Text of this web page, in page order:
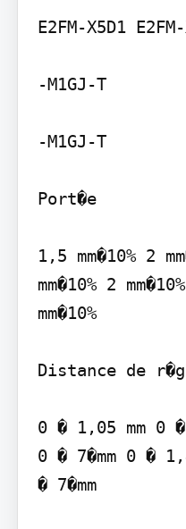
E2FM-X5D1
-M1GJ-T
-M1GJ-T
Port�e
1,5 mm�10% 2
mm�10% 2
mm�10%
Distance de
0 � 1,05 mm 0 �
0 � 7�mm 0 �
� 7�mm